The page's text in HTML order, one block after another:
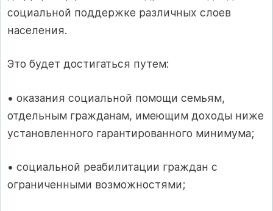
социальной поддержке различных слоев
населения.
Это будет достигаться путем:
• оказания социальной помощи семьям,
отдельным гражданам, имеющим доходы ниже
установленного гарантированного минимума;
• социальной реабилитации граждан с
ограниченными возможностями;